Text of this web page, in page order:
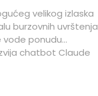
velikog izlaska
burzovnih uvrštenja
vode ponudu
chatbot Claude